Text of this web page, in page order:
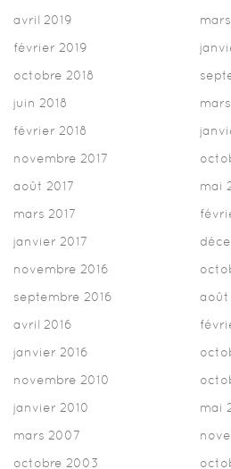
avril 2019
février 2019
octobre 2018
juin 2018
février 2018
novembre 2017
août 2017
mai
mars 2017
janvier 2017
novembre 2016
septembre 2016
août
avril 2016
janvier 2016
novembre 2010
janvier 2010
mai
mars 2007
octobre 2003